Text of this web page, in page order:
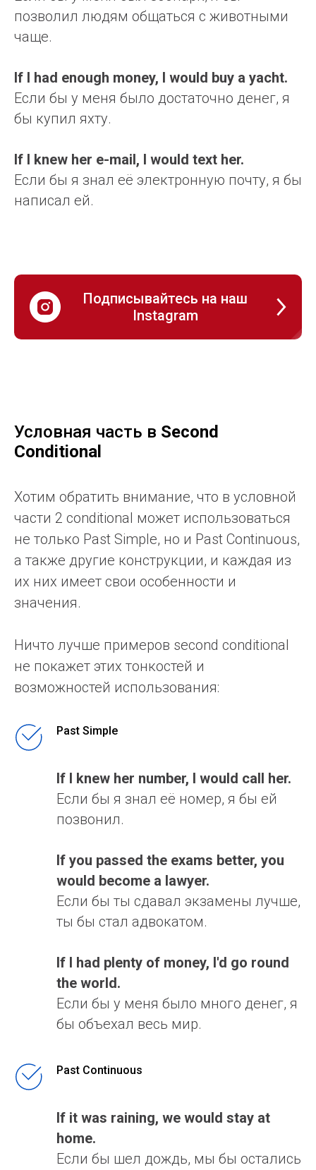
позволил людям общаться с животными
чаще.
If I had enough money, I would buy a yacht.
Если бы у меня было достаточно денег, я
бы купил яхту.
If I knew her e-mail, I would text her.
Если бы я знал её электронную почту, я бы
написал ей.
Подписывайтесь на наш
Instagram
Условная часть в Second
Conditional
Хотим обратить внимание, что в условной
части 2 conditional может использоваться
не только Past Simple, но и Past Continuous,
а также другие конструкции, и каждая из
их них имеет свои особенности и
значения.
Ничто лучше примеров second conditional
не покажет этих тонкостей и
возможностей использования:
Past Simple
If I knew her number, I would call her.
Если бы я знал её номер, я бы ей
позвонил.
If you passed the exams better, you
would become a lawyer.
Если бы ты сдавал экзамены лучше,
ты бы стал адвокатом.
If I had plenty of money, I'd go round
the world.
Если бы у меня было много денег, я
бы объехал весь мир.
Past Continuous
If it was raining, we would stay at
home.
Если бы шел дождь, мы бы остались